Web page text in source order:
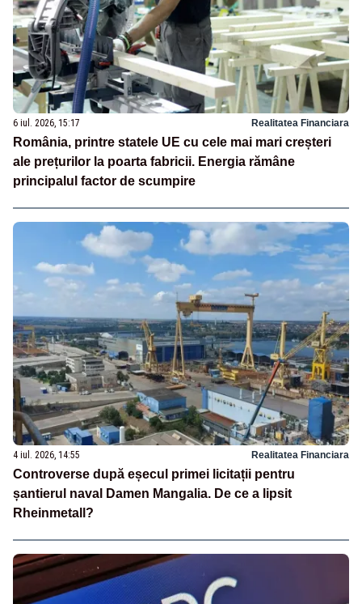
6 iul. 2026, 15:17 Realitatea Financiara
România, printre statele UE cu cele mai mari creșteri
ale prețurilor la poarta fabricii. Energia rămâne
principalul factor de scumpire
4 iul. 2026, 14:55 Realitatea Financiara
Controverse după eșecul primei licitații pentru
șantierul naval Damen Mangalia. De ce a lipsit
Rheinmetall?